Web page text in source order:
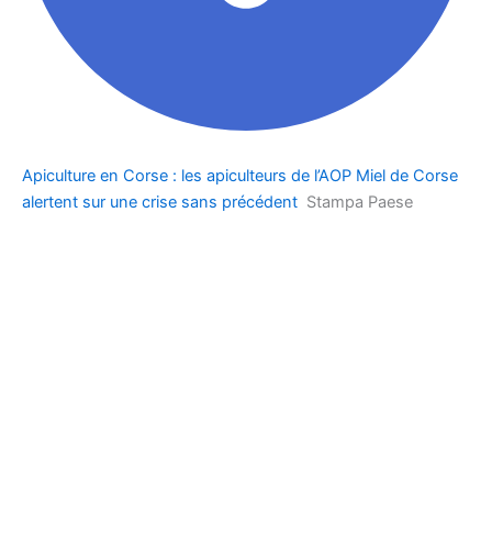
Apiculture en Corse : les apiculteurs de l’AOP Miel de Corse
alertent sur une crise sans précédent Stampa Paese